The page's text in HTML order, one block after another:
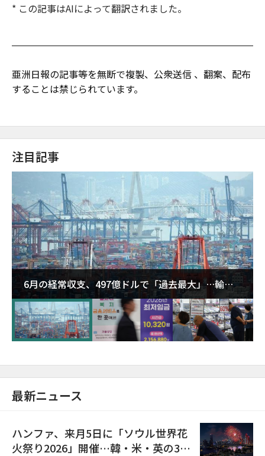
* この記事はAIによって翻訳されました。
亜洲日報の記事等を無断で複製、公衆送信 、翻案、配布
することは禁じられています。
注目記事
6月の経常収支、497億ドルで「過去最大」…輸出
が初の1000億ドル突破
最新ニュース
ハンファ、来月5日に「ソウル世界花
火祭り2026」開催…韓・米・英の3カ